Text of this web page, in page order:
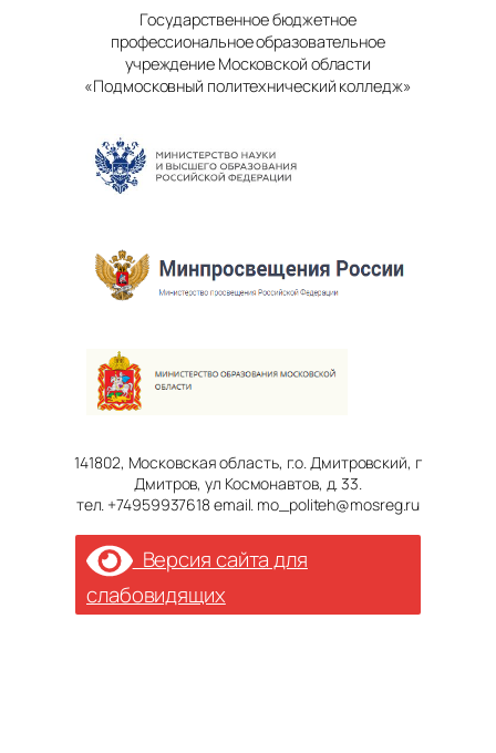
Государственное бюджетное
профессиональное образовательное
учреждение Московской области
«Подмосковный политехнический колледж»
141802, Московская область, г.о. Дмитровский, г
Дмитров, ул Космонавтов, д. 33.
тел. +74959937618 email. mo_politeh@mosreg.ru
Версия сайта для
слабовидящих